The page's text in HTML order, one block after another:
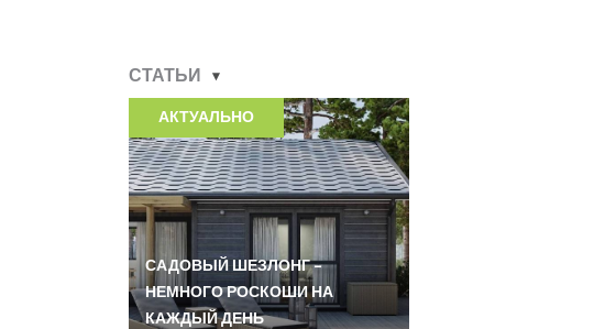
СТАТЬИ
АКТУАЛЬНО
САДОВЫЙ ШЕЗЛОНГ –
НЕМНОГО РОСКОШИ НА
КАЖДЫЙ ДЕНЬ